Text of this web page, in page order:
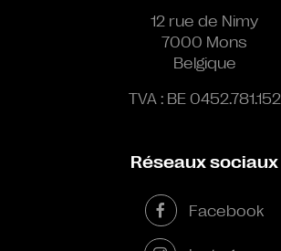
12 rue de Nimy
7000 Mons
Belgique
TVA : BE 0452.781.152
Réseaux sociaux
Facebook